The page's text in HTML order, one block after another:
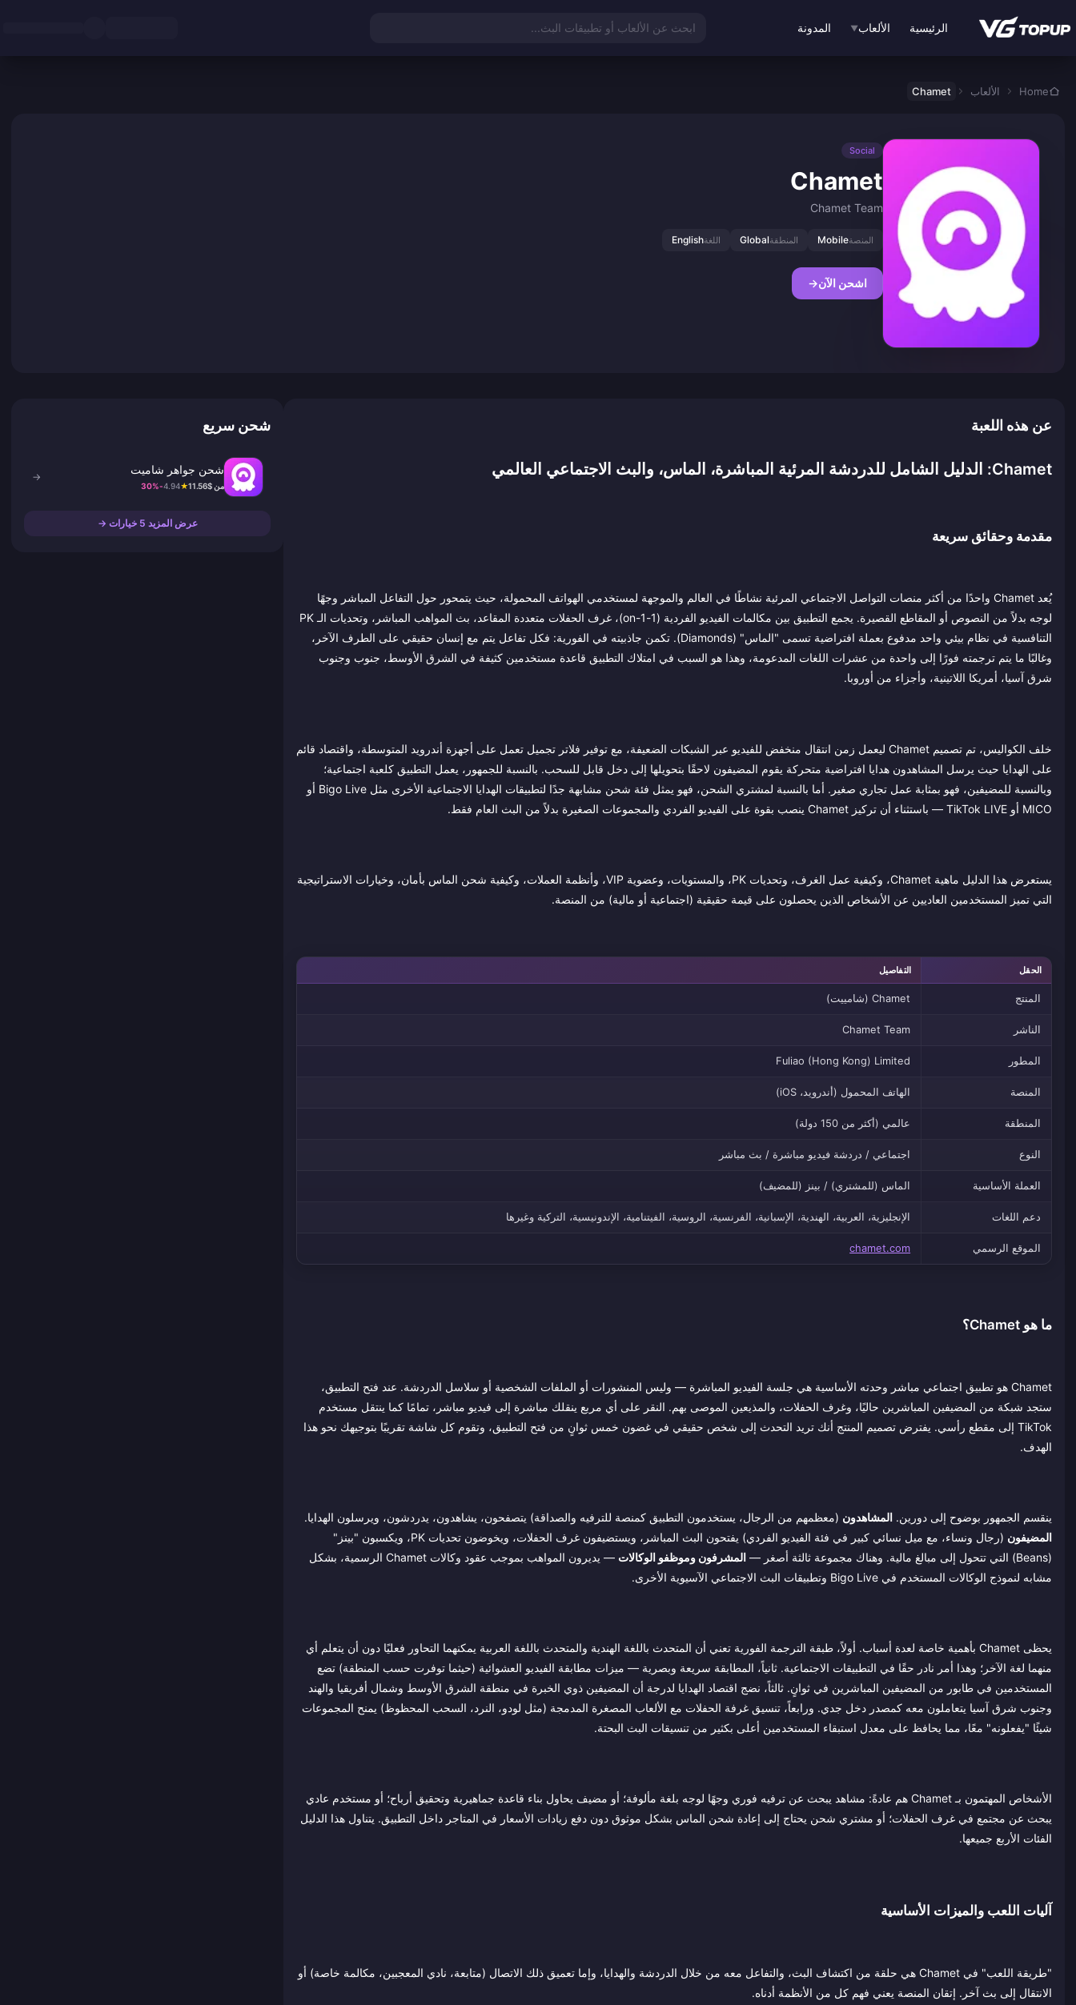
الرئيسية الألعاب▼ المدونة ابحث عن الألعاب أو تطبيقات البث...
Home الألعاب Chamet
Social
Chamet
Chamet Team
المنصةMobile المنطقةGlobal اللغةEnglish
اشحن الآن→
عن هذه اللعبة
Chamet: الدليل الشامل للدردشة المرئية المباشرة، الماس، والبث الاجتماعي العالمي
مقدمة وحقائق سريعة
يُعد Chamet واحدًا من أكثر منصات التواصل الاجتماعي المرئية نشاطًا في العالم والموجهة لمستخدمي الهواتف المحمولة، حيث يتمحور حول التفاعل المباشر وجهًا
لوجه بدلاً من النصوص أو المقاطع القصيرة. يجمع التطبيق بين مكالمات الفيديو الفردية (1-on-1)، غرف الحفلات متعددة المقاعد، بث المواهب المباشر، وتحديات الـ PK
التنافسية في نظام بيئي واحد مدفوع بعملة افتراضية تسمى "الماس" (Diamonds). تكمن جاذبيته في الفورية: فكل تفاعل يتم مع إنسان حقيقي على الطرف الآخر،
وغالبًا ما يتم ترجمته فورًا إلى واحدة من عشرات اللغات المدعومة، وهذا هو السبب في امتلاك التطبيق قاعدة مستخدمين كثيفة في الشرق الأوسط، جنوب وجنوب
شرق آسيا، أمريكا اللاتينية، وأجزاء من أوروبا.
خلف الكواليس، تم تصميم Chamet ليعمل زمن انتقال منخفض للفيديو عبر الشبكات الضعيفة، مع توفير فلاتر تجميل تعمل على أجهزة أندرويد المتوسطة، واقتصاد قائم
على الهدايا حيث يرسل المشاهدون هدايا افتراضية متحركة يقوم المضيفون لاحقًا بتحويلها إلى دخل قابل للسحب. بالنسبة للجمهور، يعمل التطبيق كلعبة اجتماعية؛
وبالنسبة للمضيفين، فهو بمثابة عمل تجاري صغير. أما بالنسبة لمشتري الشحن، فهو يمثل فئة شحن مشابهة جدًا لتطبيقات الهدايا الاجتماعية الأخرى مثل Bigo Live أو
MICO أو TikTok LIVE — باستثناء أن تركيز Chamet ينصب بقوة على الفيديو الفردي والمجموعات الصغيرة بدلاً من البث العام فقط.
يستعرض هذا الدليل ماهية Chamet، وكيفية عمل الغرف، وتحديات PK، والمستويات، وعضوية VIP، وأنظمة العملات، وكيفية شحن الماس بأمان، وخيارات الاستراتيجية
التي تميز المستخدمين العاديين عن الأشخاص الذين يحصلون على قيمة حقيقية (اجتماعية أو مالية) من المنصة.
الحقل التفاصيل
المنتج Chamet (شامييت)
الناشر Chamet Team
المطور Fuliao (Hong Kong) Limited
المنصة الهاتف المحمول (أندرويد، iOS)
المنطقة عالمي (أكثر من 150 دولة)
النوع اجتماعي / دردشة فيديو مباشرة / بث مباشر
العملة الأساسية الماس (للمشتري) / بينز (للمضيف)
دعم اللغات الإنجليزية، العربية، الهندية، الإسبانية، الفرنسية، الروسية، الفيتنامية، الإندونيسية، التركية وغيرها
الموقع الرسمي chamet.com
ما هو Chamet؟
Chamet هو تطبيق اجتماعي مباشر وحدته الأساسية هي جلسة الفيديو المباشرة — وليس المنشورات أو الملفات الشخصية أو سلاسل الدردشة. عند فتح التطبيق،
ستجد شبكة من المضيفين المباشرين حاليًا، وغرف الحفلات، والمذيعين الموصى بهم. النقر على أي مربع ينقلك مباشرة إلى فيديو مباشر، تمامًا كما ينتقل مستخدم
TikTok إلى مقطع رأسي. يفترض تصميم المنتج أنك تريد التحدث إلى شخص حقيقي في غضون خمس ثوانٍ من فتح التطبيق، وتقوم كل شاشة تقريبًا بتوجيهك نحو هذا
الهدف.
ينقسم الجمهور بوضوح إلى دورين. المشاهدون (معظمهم من الرجال، يستخدمون التطبيق كمنصة للترفيه والصداقة) يتصفحون، يشاهدون، يدردشون، ويرسلون الهدايا.
المضيفون
(رجال ونساء، مع ميل نسائي كبير في فئة الفيديو الفردي) يفتحون البث المباشر، ويستضيفون غرف الحفلات، ويخوضون تحديات PK، ويكسبون "بينز"
(Beans) التي تتحول إلى مبالغ مالية. وهناك مجموعة ثالثة أصغر —
المشرفون وموظفو الوكالات
— يديرون المواهب بموجب عقود وكالات Chamet الرسمية، بشكل
مشابه لنموذج الوكالات المستخدم في Bigo Live وتطبيقات البث الاجتماعي الآسيوية الأخرى.
يحظى Chamet بأهمية خاصة لعدة أسباب. أولاً، طبقة الترجمة الفورية تعني أن المتحدث باللغة الهندية والمتحدث باللغة العربية يمكنهما التحاور فعليًا دون أن يتعلم أي
منهما لغة الآخر؛ وهذا أمر نادر حقًا في التطبيقات الاجتماعية. ثانياً، المطابقة سريعة وبصرية — ميزات مطابقة الفيديو العشوائية (حيثما توفرت حسب المنطقة) تضع
المستخدمين في طابور من المضيفين المباشرين في ثوانٍ. ثالثاً، نضج اقتصاد الهدايا لدرجة أن المضيفين ذوي الخبرة في منطقة الشرق الأوسط وشمال أفريقيا والهند
وجنوب شرق آسيا يتعاملون معه كمصدر دخل جدي. ورابعاً، تنسيق غرفة الحفلات مع الألعاب المصغرة المدمجة (مثل لودو، النرد، السحب المحظوظ) يمنح المجموعات
شيئًا "يفعلونه" معًا، مما يحافظ على معدل استبقاء المستخدمين أعلى بكثير من تنسيقات البث البحتة.
الأشخاص المهتمون بـ Chamet هم عادةً: مشاهد يبحث عن ترفيه فوري وجهًا لوجه بلغة مألوفة؛ أو مضيف يحاول بناء قاعدة جماهيرية وتحقيق أرباح؛ أو مستخدم عادي
يبحث عن مجتمع في غرف الحفلات؛ أو مشتري شحن يحتاج إلى إعادة شحن الماس بشكل موثوق دون دفع زيادات الأسعار في المتاجر داخل التطبيق. يتناول هذا الدليل
الفئات الأربع جميعها.
آليات اللعب والميزات الأساسية
"طريقة اللعب" في Chamet هي حلقة من اكتشاف البث، والتفاعل معه من خلال الدردشة والهدايا، وإما تعميق ذلك الاتصال (متابعة، نادي المعجبين، مكالمة خاصة) أو
الانتقال إلى بث آخر. إتقان المنصة يعني فهم كل من الأنظمة أدناه.
شحن سريع
شحن جواهر شاميت
من $11.56 ★
4.94
-30%
→
عرض المزيد 5 خيارات →